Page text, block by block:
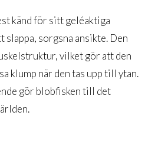
känd för sitt geléaktiga
slappa, sorgsna ansikte. Den
vilket gör att den
klump när den tas upp till ytan.
gör blobfisken till det